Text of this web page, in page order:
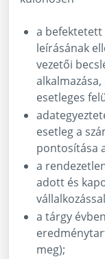
a befektetett
leírásának
vezetői
esetleges
esetleg a
pontosítása
a
adott és
a tárgy
meg);